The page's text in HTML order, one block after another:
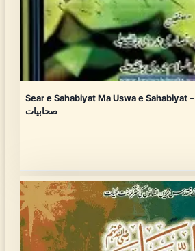
Sear e Sahabiyat Ma Uswa e Sahabiyat – سیر صحابیات مع اسوہ
صحابیات